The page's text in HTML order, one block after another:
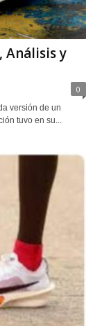
Análisis y
0
versión de un
tuvo en su...